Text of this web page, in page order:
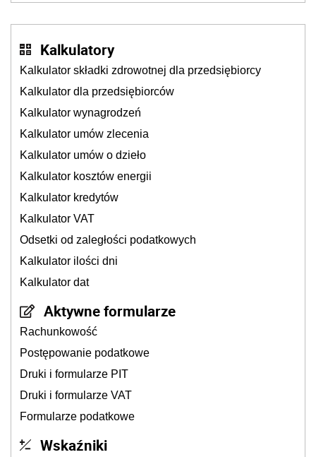
Kalkulatory
Kalkulator składki zdrowotnej dla przedsiębiorcy
Kalkulator dla przedsiębiorców
Kalkulator wynagrodzeń
Kalkulator umów zlecenia
Kalkulator umów o dzieło
Kalkulator kosztów energii
Kalkulator kredytów
Kalkulator VAT
Odsetki od zaległości podatkowych
Kalkulator ilości dni
Kalkulator dat
Aktywne formularze
Rachunkowość
Postępowanie podatkowe
Druki i formularze PIT
Druki i formularze VAT
Formularze podatkowe
Wskaźniki